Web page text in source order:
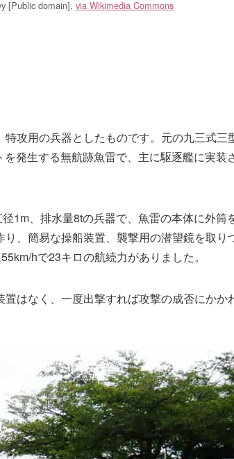
[Public domain], via Wikimedia Commons
攻用の兵器としたものです。元の九三式三
発生する無航跡魚雷で、主に駆逐艦に実装
1m、排水量8tの兵器で、魚雷の本体に外筒
、簡易な操船装置、襲撃用の潜望鏡を取り
hで23キロの航続力がありました。
はなく、一度出撃すれば攻撃の成否にかか